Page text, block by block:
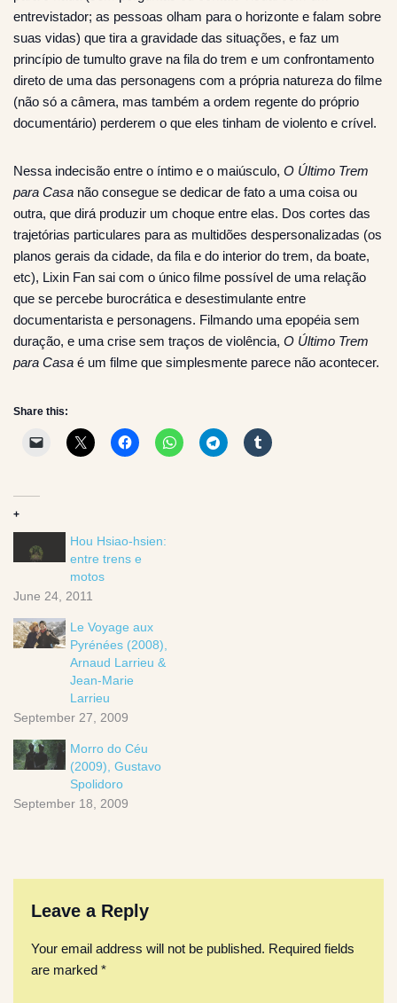
entrevistador; as pessoas olham para o horizonte e falam sobre
suas vidas) que tira a gravidade das situações, e faz um
princípio de tumulto grave na fila do trem e um confrontamento
direto de uma das personagens com a própria natureza do filme
(não só a câmera, mas também a ordem regente do próprio
documentário) perderem o que eles tinham de violento e crível.
Nessa indecisão entre o íntimo e o maiúsculo, O Último Trem
para Casa não consegue se dedicar de fato a uma coisa ou
outra, que dirá produzir um choque entre elas. Dos cortes das
trajetórias particulares para as multidões despersonalizadas (os
planos gerais da cidade, da fila e do interior do trem, da boate,
etc), Lixin Fan sai com o único filme possível de uma relação
que se percebe burocrática e desestimulante entre
documentarista e personagens. Filmando uma epopéia sem
duração, e uma crise sem traços de violência, O Último Trem
para Casa é um filme que simplesmente parece não acontecer.
Share this:
+
Hou Hsiao-hsien:
entre trens e
motos
June 24, 2011
Le Voyage aux
Pyrénées (2008),
Arnaud Larrieu &
Jean-Marie
Larrieu
September 27, 2009
Morro do Céu
(2009), Gustavo
Spolidoro
September 18, 2009
Leave a Reply
Your email address will not be published. Required fields
are marked *